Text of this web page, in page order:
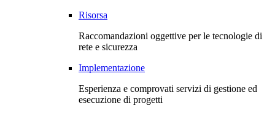
Risorsa
Raccomandazioni oggettive per le tecnologie di
rete e sicurezza
Implementazione
Esperienza e comprovati servizi di gestione ed
esecuzione di progetti